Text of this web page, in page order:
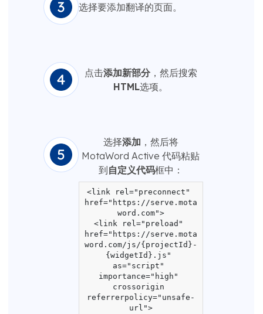
选择要添加翻译的页面。
点击添加新部分，然后搜索
HTML选项。
选择添加 ，然后将
MotaWord Active 代码粘贴
到自定义代码框中：
<link rel="preconnect"
href="https://serve.mota
word.com">
<link rel="preload"
href="https://serve.mota
word.com/js/{projectId}-
{widgetId}.js"
as="script"
importance="high"
crossorigin
referrerpolicy="unsafe-
url">